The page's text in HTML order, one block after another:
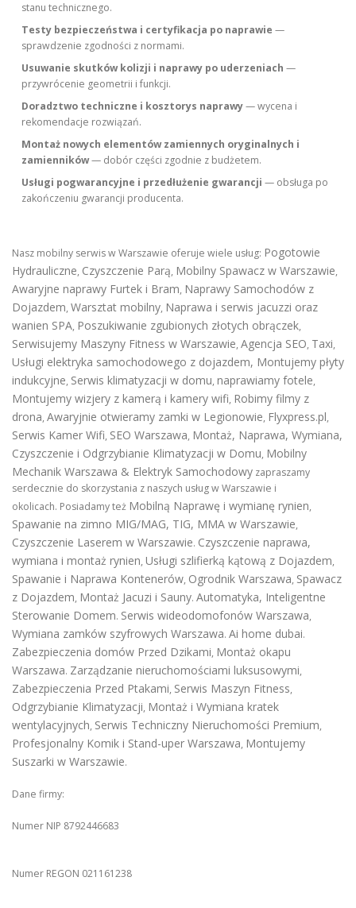
stanu technicznego.
Testy bezpieczeństwa i certyfikacja po naprawie —
sprawdzenie zgodności z normami.
Usuwanie skutków kolizji i naprawy po uderzeniach —
przywrócenie geometrii i funkcji.
Doradztwo techniczne i kosztorys naprawy— wycena i
rekomendacje rozwiązań.
Montaż nowych elementów zamiennych oryginalnych i
zamienników— dobór części zgodnie z budżetem.
Usługi pogwarancyjne i przedłużenie gwarancji — obsługa po
zakończeniu gwarancji producenta.
Nasz mobilny serwis w Warszawie oferuje wiele usług: Pogotowie
Hydrauliczne, Czyszczenie Parą, Mobilny Spawacz w Warszawie,
Awaryjne naprawy Furtek i Bram, Naprawy Samochodów z
Dojazdem, Warsztat mobilny, Naprawa i serwis jacuzzi oraz
wanien SPA, Poszukiwanie zgubionych złotych obrączek,
Serwisujemy Maszyny Fitness w Warszawie, Agencja SEO, Taxi,
Usługi elektryka samochodowego z dojazdem, Montujemy płyty
indukcyjne, Serwis klimatyzacji w domu, naprawiamy fotele,
Montujemy wizjery z kamerą i kamery wifi, Robimy filmy z
drona, Awaryjnie otwieramy zamki w Legionowie, Flyxpress.pl,
Serwis Kamer Wifi, SEO Warszawa, Montaż, Naprawa, Wymiana,
Czyszczenie i Odgrzybianie Klimatyzacji w Domu, Mobilny
Mechanik Warszawa & Elektryk Samochodowy zapraszamy
serdecznie do skorzystania z naszych usług w Warszawie i
okolicach. Posiadamy też Mobilną Naprawę i wymianę rynien,
Spawanie na zimno MIG/MAG, TIG, MMA w Warszawie,
Czyszczenie Laserem w Warszawie. Czyszczenie naprawa,
wymiana i montaż rynien, Usługi szlifierką kątową z Dojazdem,
Spawanie i Naprawa Kontenerów, Ogrodnik Warszawa, Spawacz
z Dojazdem, Montaż Jacuzi i Sauny. Automatyka, Inteligentne
Sterowanie Domem. Serwis wideodomofonów Warszawa,
Wymiana zamków szyfrowych Warszawa. Ai home dubai.
Zabezpieczenia domów Przed Dzikami, Montaż okapu
Warszawa. Zarządzanie nieruchomościami luksusowymi,
Zabezpieczenia Przed Ptakami, Serwis Maszyn Fitness,
Odgrzybianie Klimatyzacji, Montaż i Wymiana kratek
wentylacyjnych, Serwis Techniczny Nieruchomości Premium,
Profesjonalny Komik i Stand-uper Warszawa, Montujemy
Suszarki w Warszawie.
Dane firmy:
Numer NIP 8792446683
Numer REGON 021161238